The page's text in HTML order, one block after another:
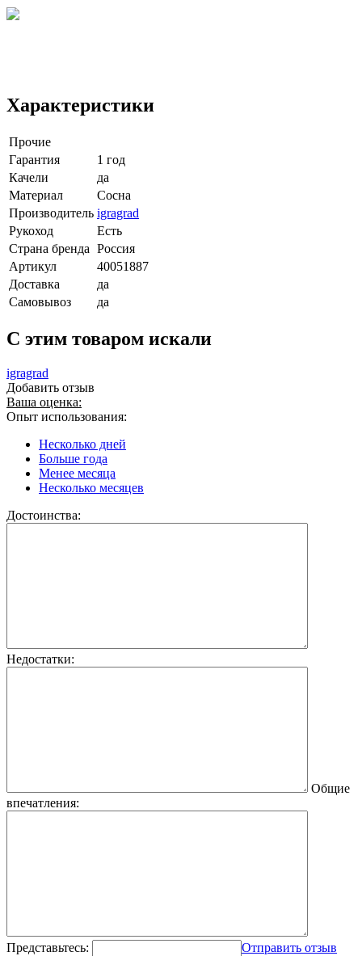
Характеристики
Прочие
Гарантия
1 год
Качели
да
Материал
Сосна
Производитель igragrad
Рукоход
Есть
Страна бренда Россия
Артикул
40051887
Доставка
да
Самовывоз
да
C этим товаром искали
igragrad
Добавить отзыв
Ваша оценка:
Опыт использования:
Несколько дней
Больше года
Менее месяца
Несколько месяцев
Достоинства:
Недостатки:
Общие
впечатления:
Представьтесь: Отправить отзыв